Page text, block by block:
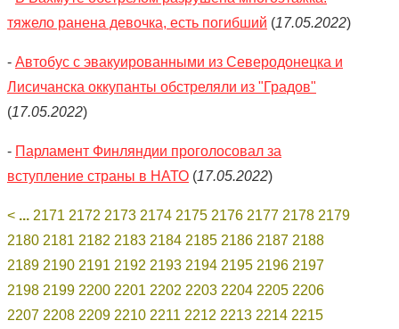
тяжело ранена девочка, есть погибший (17.05.2022)
- Автобус с эвакуированными из Северодонецка и
Лисичанска оккупанты обстреляли из "Градов"
(17.05.2022)
- Парламент Финляндии проголосовал за
вступление страны в НАТО (17.05.2022)
< ... 2171 2172 2173 2174 2175 2176 2177 2178 2179
2180 2181 2182 2183 2184 2185 2186 2187 2188
2189 2190 2191 2192 2193 2194 2195 2196 2197
2198 2199 2200 2201 2202 2203 2204 2205 2206
2207 2208 2209 2210 2211 2212 2213 2214 2215